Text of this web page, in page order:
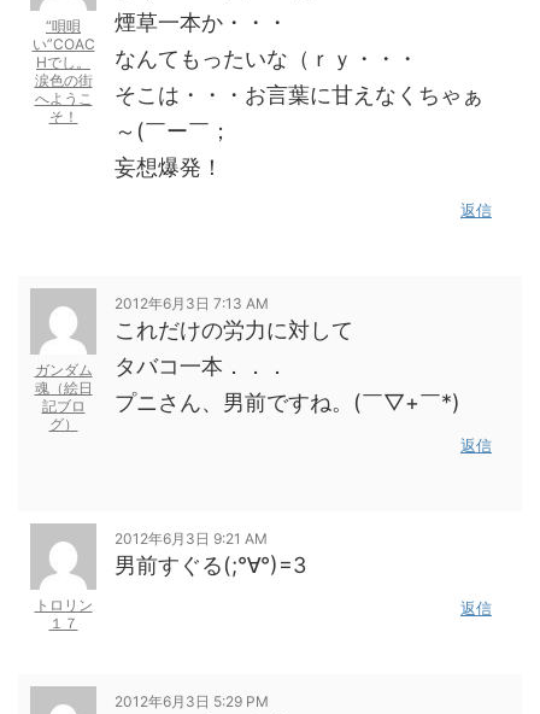
“唄唄
い”COAC
Hでし。
涙色の街
へようこ
そ！
煙草一本か・・・
なんてもったいな（ｒｙ・・・
そこは・・・お言葉に甘えなくちゃぁ
～(￣ー￣；
妄想爆発！
返信
ガンダム
魂（絵日
記ブロ
グ）
2012年6月3日 7:13 AM
これだけの労力に対して
タバコ一本．．．
プニさん、男前ですね。(￣▽+￣*)
返信
トロリン
１７
2012年6月3日 9:21 AM
男前すぐる(;°∀°)=3
返信
2012年6月3日 5:29 PM